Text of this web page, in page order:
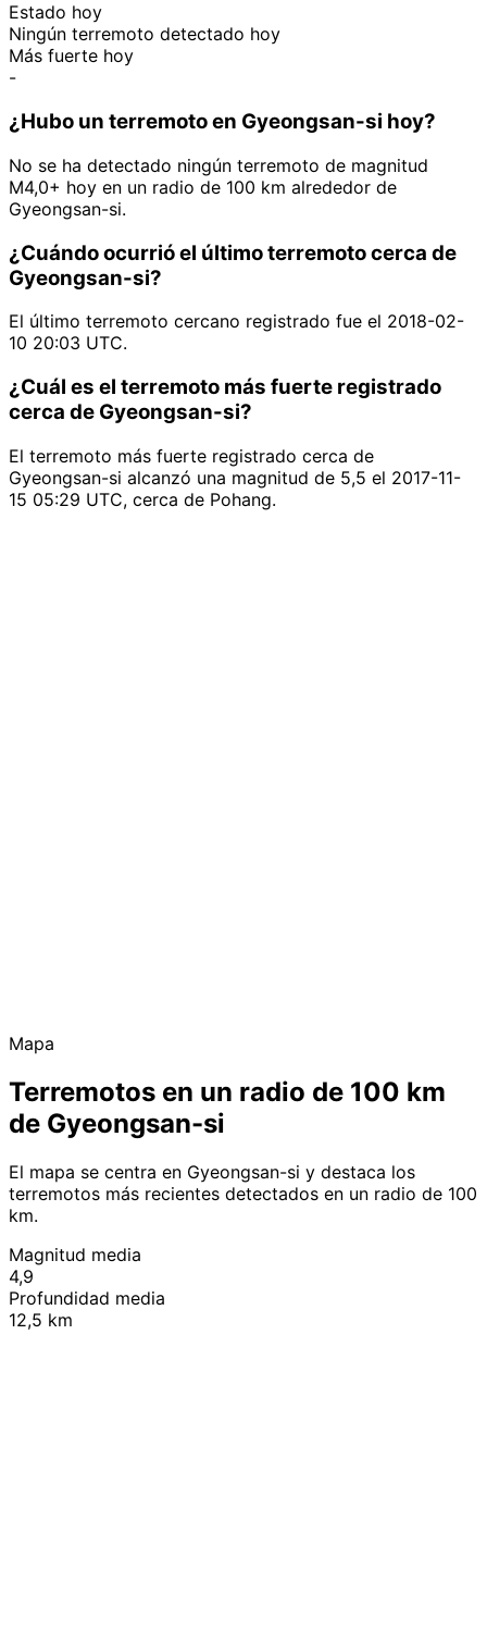
Estado hoy
Ningún terremoto detectado hoy
Más fuerte hoy
-
¿Hubo un terremoto en Gyeongsan-si hoy?
No se ha detectado ningún terremoto de magnitud
M4,0+ hoy en un radio de 100 km alrededor de
Gyeongsan-si.
¿Cuándo ocurrió el último terremoto cerca de
Gyeongsan-si?
El último terremoto cercano registrado fue el 2018-02-
10 20:03 UTC.
¿Cuál es el terremoto más fuerte registrado
cerca de Gyeongsan-si?
El terremoto más fuerte registrado cerca de
Gyeongsan-si alcanzó una magnitud de 5,5 el 2017-11-
15 05:29 UTC, cerca de Pohang.
Mapa
Terremotos en un radio de 100 km
de Gyeongsan-si
El mapa se centra en Gyeongsan-si y destaca los
terremotos más recientes detectados en un radio de 100
km.
Magnitud media
4,9
Profundidad media
12,5 km